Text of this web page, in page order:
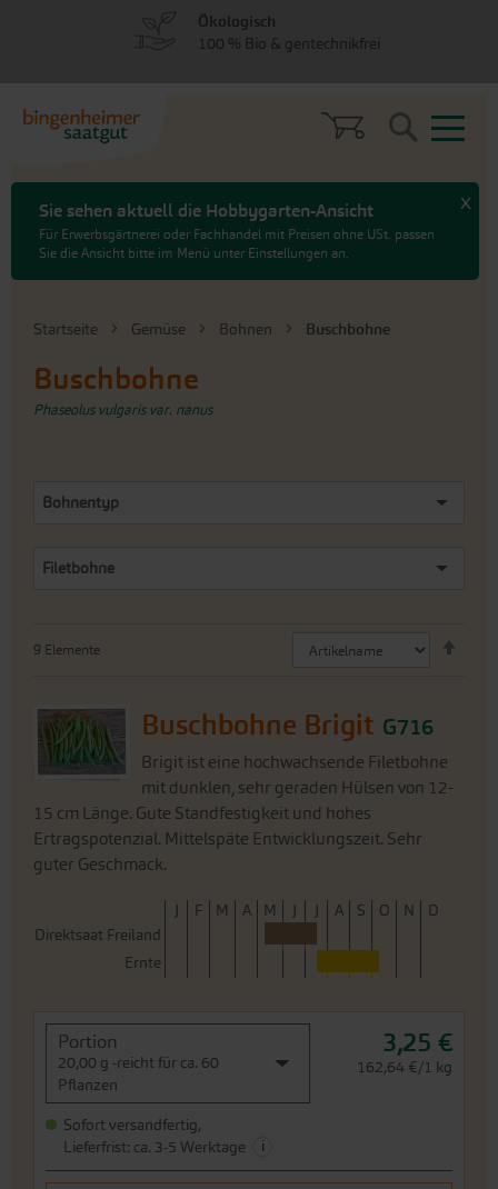
Sie sehen aktuell die Hobbygarten-Ansicht
Für Erwerbsgärtnerei oder Fachhandel mit Preisen ohne USt. passen
Sie die Ansicht bitte im Menü unter Einstellungen an.
x
Search
Startseite Gemüse Bohnen Buschbohne
Buschbohne
Phaseolus vulgaris var. nanus
Bohnentyp
Filetbohne
9 Elemente
Buschbohne Brigit G716
Brigit ist eine hochwachsende Filetbohne
mit dunklen, sehr geraden Hülsen von 12-
15 cm Länge. Gute Standfestigkeit und hohes
Ertragspotenzial. Mittelspäte Entwicklungszeit. Sehr
guter Geschmack.
J F M A M J J A S O N
D
Direktsaat Freiland
Ernte
Portion
20,00 g -reicht für ca. 60
Pflanzen
3,25 €
162,64 €/1 kg
Sofort versandfertig,
Lieferfrist: ca. 3-5 Werktage
i
Ökologisch
100 % Bio & gentechnikfrei